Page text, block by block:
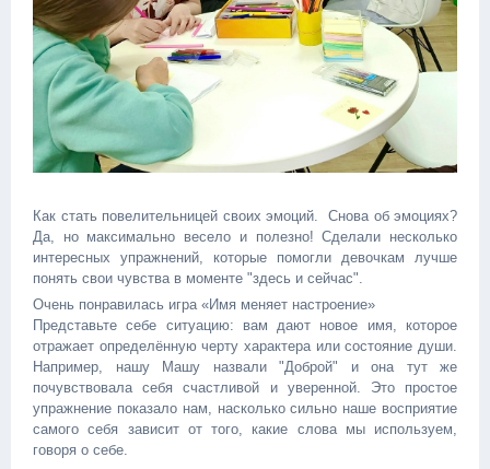
Как стать повелительницей своих эмоций. Снова об эмоциях?
Да, но максимально весело и полезно! Сделали несколько
интересных упражнений, которые помогли девочкам лучше
понять свои чувства в моменте "здесь и сейчас".
Очень понравилась игра «Имя меняет настроение»
Представьте себе ситуацию: вам дают новое имя, которое
отражает определённую черту характера или состояние души.
Например, нашу Машу назвали "Доброй" и она тут же
почувствовала себя счастливой и уверенной. Это простое
упражнение показало нам, насколько сильно наше восприятие
самого себя зависит от того, какие слова мы используем,
говоря о себе.